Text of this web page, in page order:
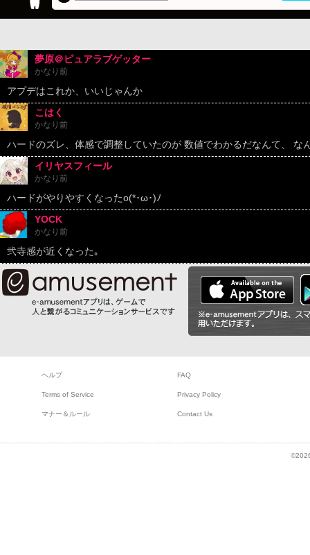
夢原＠ピュアラブゲッター
かなり前
アプデはこれか、いいじゃんか
こはく
かなり前
ハードのズレ、体感で調整していたのが 数値でわかるだなんて、
イリヤスフィール
かなり前
ハードがやりやすくなったo(*･ω･)ﾉ
YOCK
かなり前
弐寺感が近くなった｡
ヘルプ FAQ
Terms of Service Privacy Policy
マナー＆ルール Contact Us